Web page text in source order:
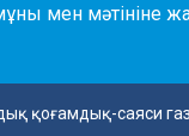
мен мәтініне
қоғамдық-саяси